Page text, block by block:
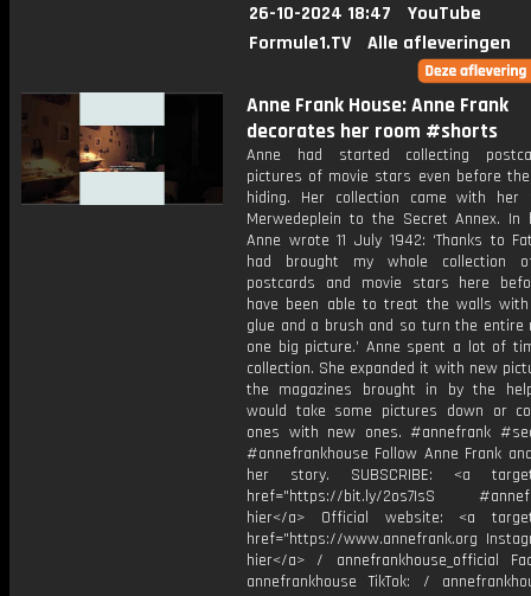
26-10-2024 18:47
YouTube
Formule1.TV
Alle afleveringen
Anne Frank House: Anne Frank
decorates her room #shorts
Anne had started collecting
pictures of movie stars even before
hiding. Her collection came with
Merwedeplein to the Secret Annex. In
Anne wrote 11 July 1942: ‘Thanks to
had brought my whole collection
postcards and movie stars here
have been able to treat the walls
glue and a brush and so turn the entire
one big picture.’ Anne spent a lot of
collection. She expanded it with new
the magazines brought in by the
would take some pictures down or
ones with new ones. #annefrank
#annefrankhouse Follow Anne Frank
her story. SUBSCRIBE: <a
href="https://bit.ly/2os7IsS
hier</a> Official website: <a
href="https://www.annefrank.org
hier</a> / annefrankhouse_official
annefrankhouse TikTok: /